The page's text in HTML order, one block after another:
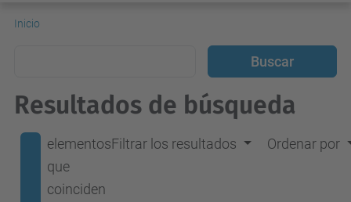
Inicio
Resultados de búsqueda
elementos
que
coinciden
Filtrar los resultados Ordenar por